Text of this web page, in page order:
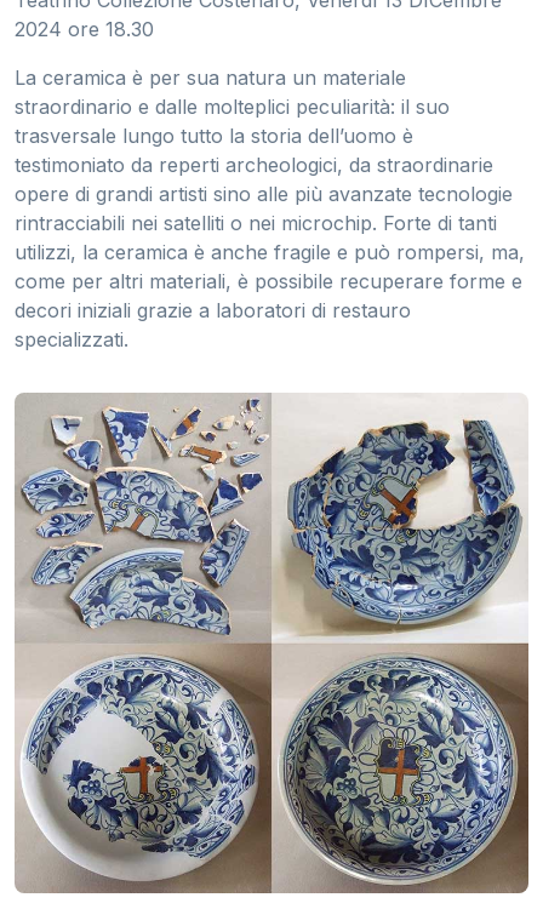
2024 ore 18.30
La ceramica è per sua natura un materiale
straordinario e dalle molteplici peculiarità: il suo
trasversale lungo tutto la storia dell’uomo è
testimoniato da reperti archeologici, da straordinarie
opere di grandi artisti sino alle più avanzate tecnologie
rintracciabili nei satelliti o nei microchip. Forte di tanti
utilizzi, la ceramica è anche fragile e può rompersi, ma,
come per altri materiali, è possibile recuperare forme e
decori iniziali grazie a laboratori di restauro
specializzati.